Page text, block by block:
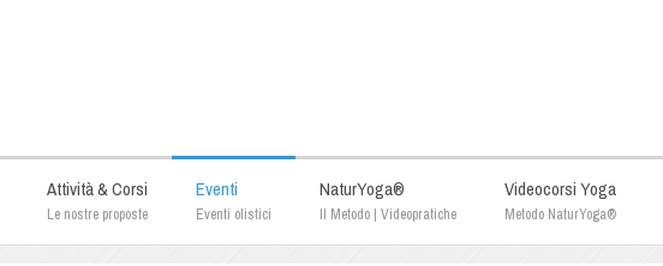
Attività & Corsi
Le nostre proposte
Eventi
Eventi olistici
NaturYoga®
Il Metodo | Videopratiche
Videocorsi Yoga
Metodo NaturYoga®